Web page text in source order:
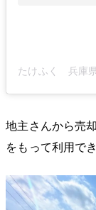
地主さんから売
をもって利用で